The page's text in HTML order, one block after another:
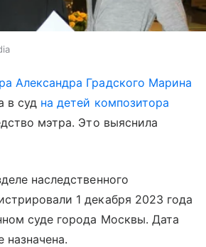
Александра Градского Марина
в суд на детей композитора
мэтра. Это выяснила
наследственного
1 декабря 2023 года
суде города Москвы. Дата
назначена.